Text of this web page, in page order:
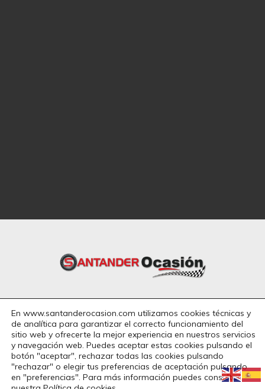
942251 513 • 607 944 405
santanderocasion@hotmail.com
Carretera del aeropuerto, 14
En www.santanderocasion.com utilizamos cookies técnicas y
de analítica para garantizar el correcto funcionamiento del
sitio web y ofrecerte la mejor experiencia en nuestros servicios
y navegación web. Puedes aceptar estas cookies pulsando el
botón "aceptar", rechazar todas las cookies pulsando
"rechazar" o elegir tus preferencias de aceptación pulsando
en "preferencias". Para más información puedes consultar